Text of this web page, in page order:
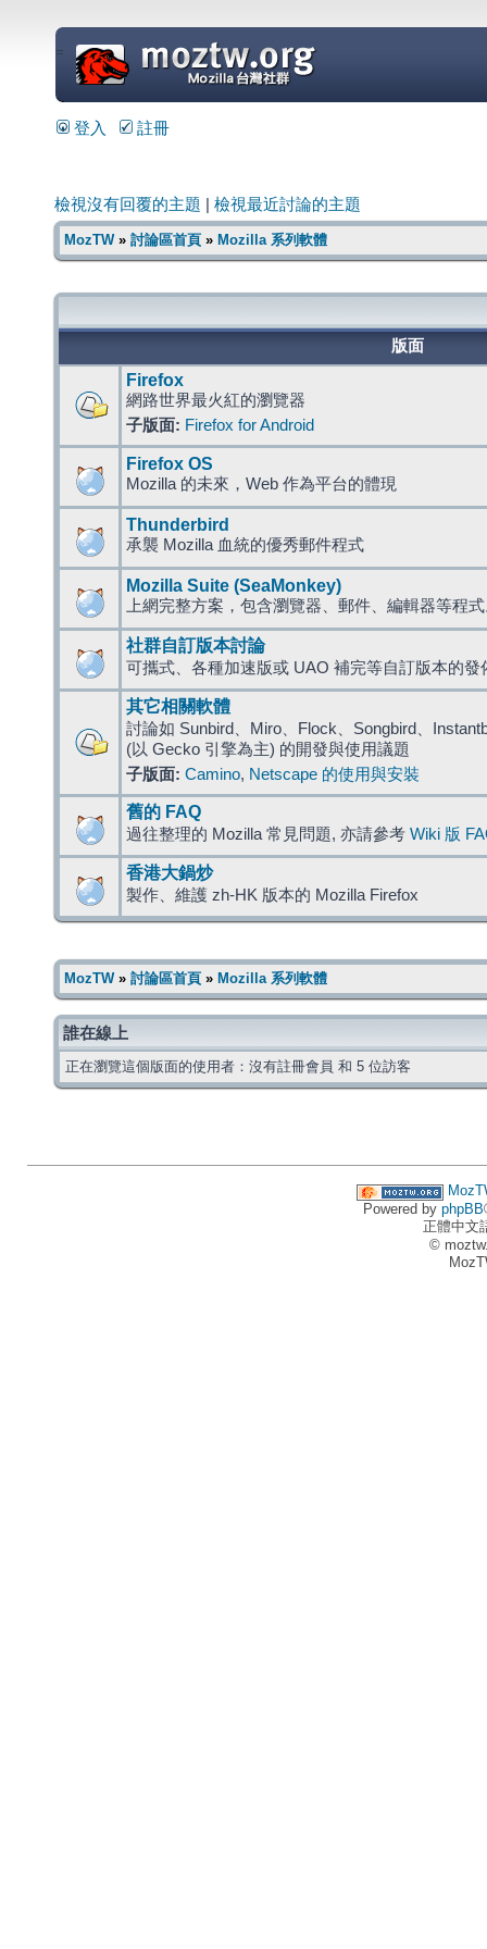
=
登入 註冊
檢視沒有回覆的主題 檢視最近討論的主題
MozTW» 討論區首頁 » Mozilla 系列軟體
版面
Firefox
網路世界最火紅的瀏覽器
子版面: Firefox for Android
Firefox OS
Mozilla 的未來，Web 作為平台的體現
Thunderbird
承襲 Mozilla 血統的優秀郵件程式
Mozilla Suite (SeaMonkey)
上網完整方案，包含瀏覽器、郵件、編輯器等程
社群自訂版本討論
可攜式、各種加速版或 UAO 補完等自訂版本的發
其它相關軟體
討論如 Sunbird、Miro、Flock、Songbird、
(以 Gecko 引擎為主) 的開發與使用議題
子版面: Camino, Netscape 的使用與安裝
舊的 FAQ
過往整理的 Mozilla 常見問題, 亦請參考 Wiki 版
香港大鍋炒
製作、維護 zh-HK 版本的 Mozilla Firefox
MozTW» 討論區首頁 » Mozilla 系列軟體
誰在線上
正在瀏覽這個版面的使用者：沒有註冊會員 和 5 位訪客
Powered by phpBB
正體中文
©